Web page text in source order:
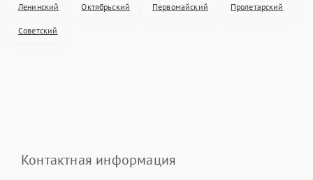
Ленинский Октябрьский Первомайский Пролетарский
Советский
Контактная информация